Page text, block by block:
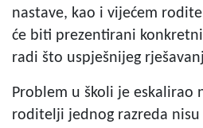
nastave, kao i vijećem
će biti prezentirani
radi što uspješnijeg
Problem u školi je eskalirao
roditelji jednog razreda